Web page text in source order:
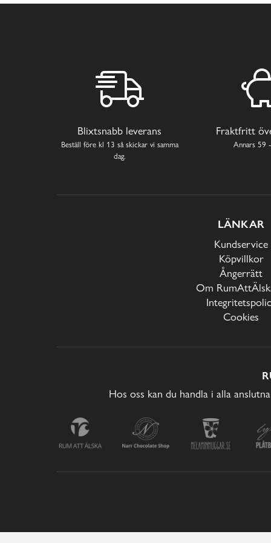
Blixtsnabb leverans
Beställ före kl 13 så skickar vi samma
dag.
Fraktfritt
Annars 59
LÄNKAR
Kundservice
Köpvillkor
Ångerrätt
Om
Cookies
Hos oss kan du handla i alla